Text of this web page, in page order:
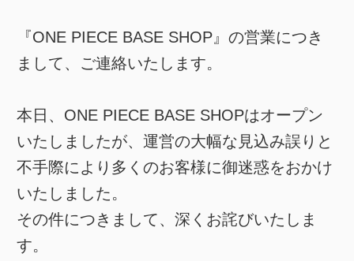
『ONE PIECE BASE SHOP』の営業につき
まして、ご連絡いたします。
本日、ONE PIECE BASE SHOPはオープン
いたしましたが、運営の大幅な見込み誤りと
不手際により多くのお客様に御迷惑をおかけ
いたしました。
その件につきまして、深くお詫びいたしま
す。